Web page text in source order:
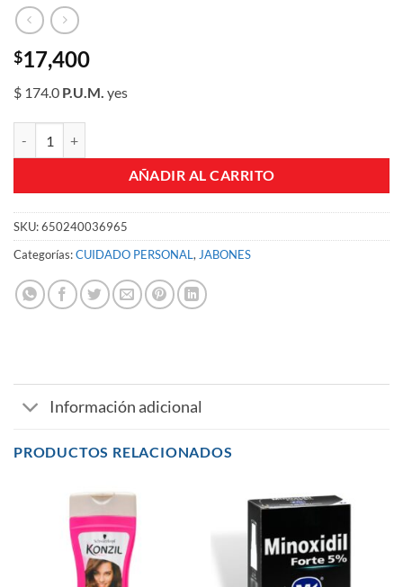
$17,400
$ 174.0 P.U.M. yes
AÑADIR AL CARRITO
SKU:650240036965
Categorías:CUIDADO PERSONAL, JABONES
Información adicional
PRODUCTOS RELACIONADOS